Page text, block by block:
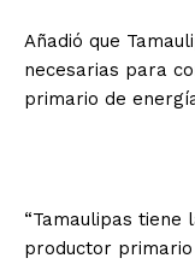
Añadió que
necesarias para
primario de
“Tamaulipas tiene
productor